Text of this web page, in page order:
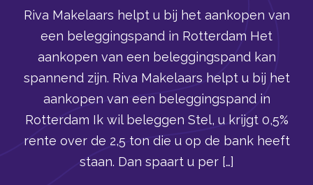
Riva Makelaars helpt u bij het aankopen van
een beleggingspand in Rotterdam Het
aankopen van een beleggingspand kan
spannend zijn. Riva Makelaars helpt u bij het
aankopen van een beleggingspand in
Rotterdam Ik wil beleggen Stel, u krijgt 0,5%
rente over de 2,5 ton die u op de bank heeft
staan. Dan spaart u per […]